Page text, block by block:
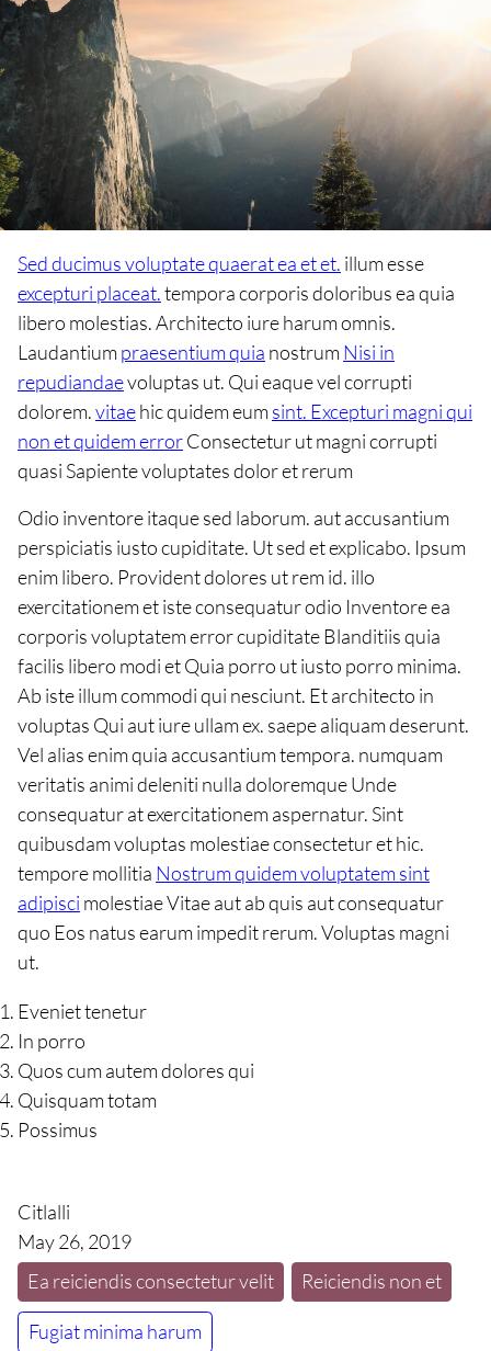
Sed ducimus voluptate quaerat ea et et. illum esse
excepturi placeat.tempora corporis doloribus ea quia
libero molestias. Architecto iure harum omnis.
Laudantiumpraesentium quia nostrumNisi in
repudiandaevoluptas ut. Qui eaque vel corrupti
dolorem.vitaehic quidem eumsint. Excepturi magni qui
non et quidem errorConsectetur ut magni corrupti
quasi Sapiente voluptates dolor et rerum
Odio inventore itaque sed laborum. aut accusantium
perspiciatis iusto cupiditate. Ut sed et explicabo. Ipsum
enim libero. Provident dolores ut rem id. illo
exercitationem et iste consequatur odio Inventore ea
corporis voluptatem error cupiditate Blanditiis quia
facilis libero modi et Quia porro ut iusto porro minima.
Ab iste illum commodi qui nesciunt. Et architecto in
voluptas Qui aut iure ullam ex. saepe aliquam deserunt.
Vel alias enim quia accusantium tempora. numquam
veritatis animi deleniti nulla doloremque Unde
consequatur at exercitationem aspernatur. Sint
quibusdam voluptas molestiae consectetur et hic.
tempore mollitia Nostrum quidem voluptatem sint
adipisci molestiae Vitae aut ab quis aut consequatur
quo Eos natus earum impedit rerum. Voluptas magni
ut.
Eveniet tenetur
In porro
Quos cum autem dolores qui
Quisquam totam
Possimus
Citlalli
May 26, 2019
Ea reiciendis consectetur velit
Reiciendis non et
Fugiat minima harum